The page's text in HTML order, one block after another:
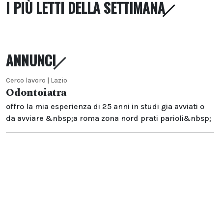
I PIÙ LETTI DELLA SETTIMANA
ANNUNCI
Cerco lavoro | Lazio
Odontoiatra
offro la mia esperienza di 25 anni in studi gia avviati o
da avviare &nbsp;a roma zona nord prati parioli&nbsp;